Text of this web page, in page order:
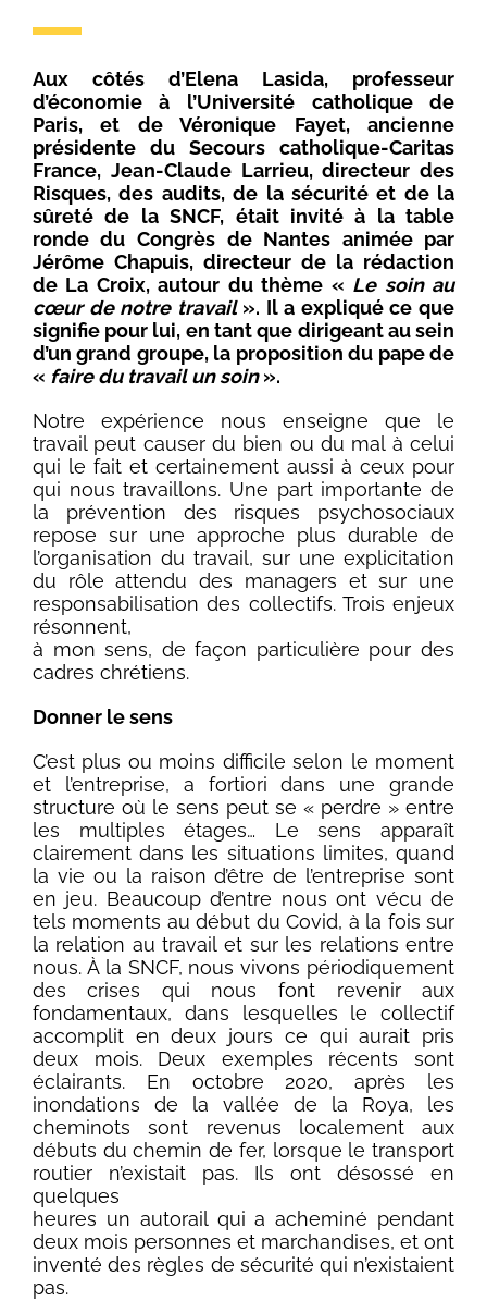
Aux côtés d’Elena Lasida, professeur
d’économie à l’Université catholique de
Paris, et de Véronique Fayet, ancienne
présidente du Secours catholique-Caritas
France, Jean-Claude Larrieu, directeur des
Risques, des audits, de la sécurité et de la
sûreté de la SNCF, était invité à la table
ronde du Congrès de Nantes animée par
Jérôme Chapuis, directeur de la rédaction
de La Croix, autour du thème « Le soin au
cœur de notre travail ». Il a expliqué ce que
signifie pour lui, en tant que dirigeant au sein
d’un grand groupe, la proposition du pape de
« faire du travail un soin».
Notre expérience nous enseigne que le
travail peut causer du bien ou du mal à celui
qui le fait et certainement aussi à ceux pour
qui nous travaillons. Une part importante de
la prévention des risques psychosociaux
repose sur une approche plus durable de
l’organisation du travail, sur une explicitation
du rôle attendu des managers et sur une
responsabilisation des collectifs. Trois enjeux
résonnent,
à mon sens, de façon particulière pour des
cadres chrétiens.
Donner le sens
C’est plus ou moins difficile selon le moment
et l’entreprise, a fortiori dans une grande
structure où le sens peut se « perdre » entre
les multiples étages… Le sens apparaît
clairement dans les situations limites, quand
la vie ou la raison d’être de l’entreprise sont
en jeu. Beaucoup d’entre nous ont vécu de
tels moments au début du Covid, à la fois sur
la relation au travail et sur les relations entre
nous. À la SNCF, nous vivons périodiquement
des crises qui nous font revenir aux
fondamentaux, dans lesquelles le collectif
accomplit en deux jours ce qui aurait pris
deux mois. Deux exemples récents sont
éclairants. En octobre 2020, après les
inondations de la vallée de la Roya, les
cheminots sont revenus localement aux
débuts du chemin de fer, lorsque le transport
routier n’existait pas. Ils ont désossé en
quelques
heures un autorail qui a acheminé pendant
deux mois personnes et marchandises, et ont
inventé des règles de sécurité qui n’existaient
pas.